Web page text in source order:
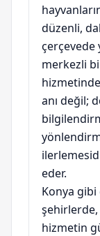
düzenli,
çerçevede
merkezli
anı değil;
eder.
Konya gibi
şehirlerde,
hizmetin